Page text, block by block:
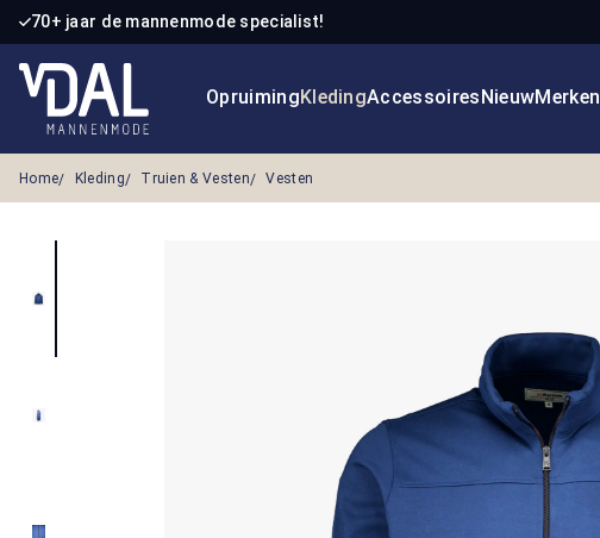
de hoofdinhoud
Ga naar de zoekopdracht
Ga naar de hoofdnavigatie
70+ jaar de mannenmode specialist!
OpruimingKledingAccessoiresNieuwMerken
Home Kleding Truien & Vesten Vesten